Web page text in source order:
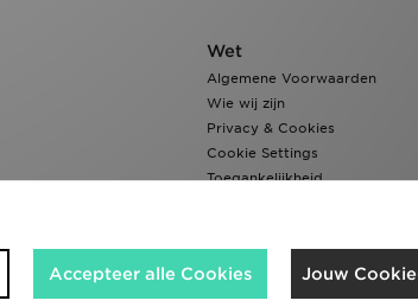
Wet
Algemene Voorwaarden
Wie wij zijn
Privacy & Cookies
Cookie Settings
Toegankelijkheid
Wij accepteren de
Jouw
Accepteer alle Cookies